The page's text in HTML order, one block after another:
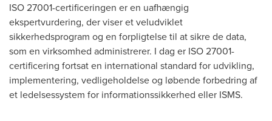
ISO 27001-certificeringen er en uafhængig
ekspertvurdering, der viser et veludviklet
sikkerhedsprogram og en forpligtelse til at sikre de data,
som en virksomhed administrerer. I dag er ISO 27001-
certificering fortsat en international standard for udvikling,
implementering, vedligeholdelse og løbende forbedring af
et ledelsessystem for informationssikkerhed eller ISMS.